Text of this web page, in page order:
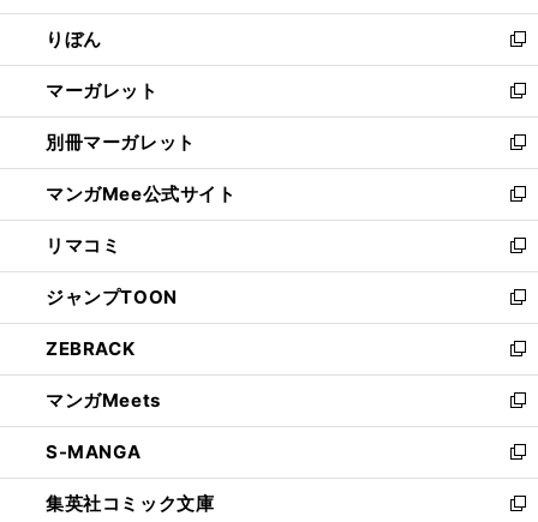
開
く
ウ
で
開
く
ン
ド
ウ
で
開
く
ウ
ィ
ン
ド
ウ
で
開
く
りぼん
新
し
い
ウ
ィ
ン
ド
ウ
で
開
く
マーガレット
新
し
い
ウ
ィ
ン
ド
ウ
で
開
く
別冊マーガレット
新
し
い
ウ
ィ
ン
ド
ウ
で
開
く
マンガMee公式サイト
新
し
い
ウ
ィ
ン
ド
ウ
で
開
く
リマコミ
新
し
い
ウ
ィ
ン
ド
ウ
で
開
く
ジャンプTOON
新
し
い
ウ
ィ
ン
ド
ウ
で
ZEBRACK
新
し
い
ウ
ィ
ン
ド
マンガMeets
新
し
い
ウ
ィ
S-MANGA
新
し
い
集英社コミック文庫 新